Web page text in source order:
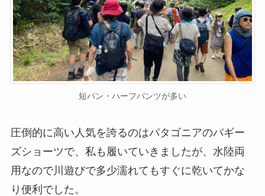
短パン・ハーフパンツが多い
圧倒的に高い人気を誇るのはパタゴニアのバギー
ズショーツで、私も履いていきましたが、水陸両
用なので川遊びで多少濡れてもすぐに乾いてかな
り便利でした。